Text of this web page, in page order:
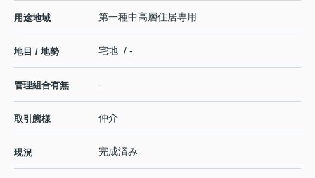
用途地域 第一種中高層住居専用
地目 / 地勢 宅地 / -
管理組合有無 -
取引態様 仲介
現況 完成済み